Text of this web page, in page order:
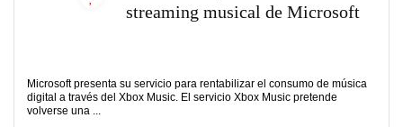
streaming musical de Microsoft
Microsoft presenta su servicio para rentabilizar el consumo de música
digital a través del Xbox Music. El servicio Xbox Music pretende
volverse una ...